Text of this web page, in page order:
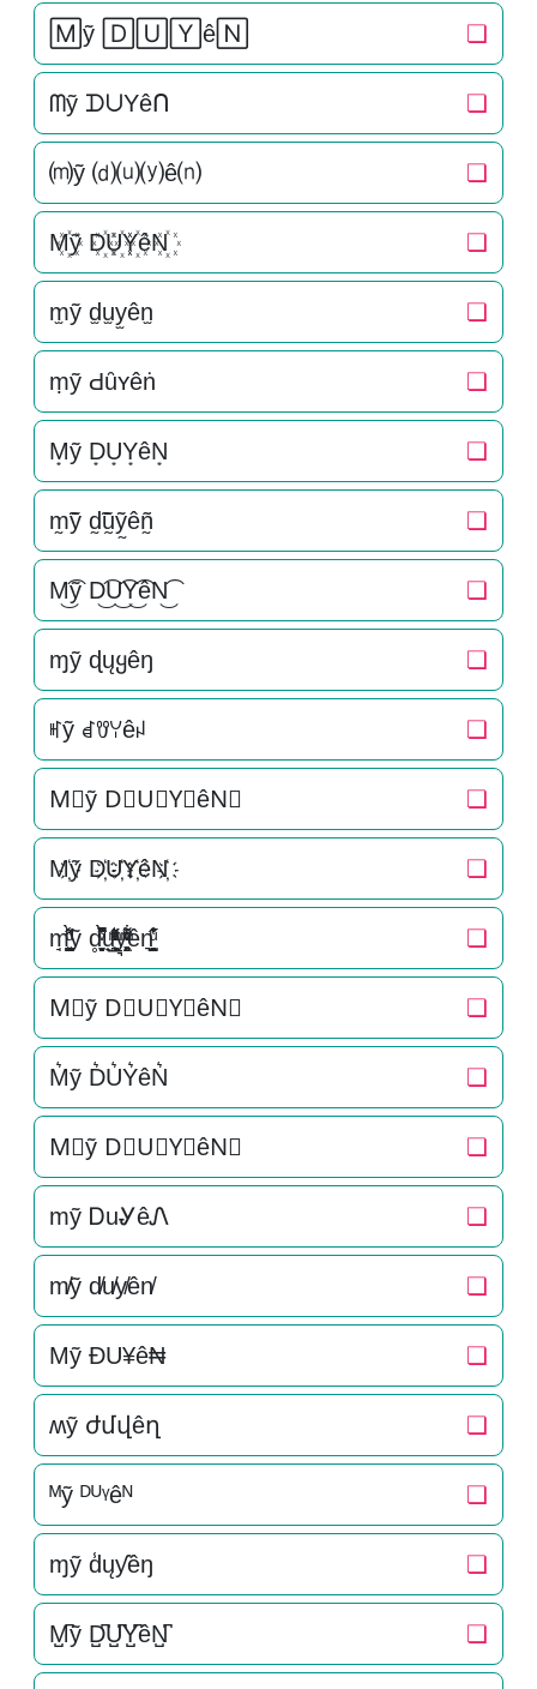
🄼ỹ 🄳🅄🅈ê🄽 ❏
ᗰỹ ᗪᑌYêᑎ ❏
⒨ỹ ⒟⒰⒴ê⒩ ❏
M꙰ỹ D꙰U꙰Y꙰êN꙰ ❏
m̫ỹ d̫u̫y̫ên̫ ❏
ṃỹ Ԁȗʏêṅ ❏
M͙ỹ D͙U͙Y͙êN͙ ❏
m̰̃ỹ d̰̃ṵ̃ỹ̰êñ̰ ❏
M͜͡ỹ D͜͡U͜͡Y͜͡êN͜͡ ❏
ɱỹ ɖųყêŋ ❏
ꎭỹ ꀸꀎꌩêꈤ ❏
M⃟ỹ D⃟U⃟Y⃟êN⃟ ❏
M҉ỹ D҉U҉Y҉êN҉ ❏
m̘͈̺̪͓ͩ͂̾ͪ̀̋ỹ d̥̝̮͙͈͂̐̇ͮ̏̔̀̚ͅu̟͎̲͕̼̳͉̲ͮͫͭ̋ͭ͛ͣ̈y͉̝͖̻̯ͮ̒̂ͮ͋ͫͨên͉̠̙͉̗̺̋̋̔ͧ̊ ❏
M⃗ỹ D⃗U⃗Y⃗êN⃗ ❏
M͛ỹ D͛U͛Y͛êN͛ ❏
M⃒ỹ D⃒U⃒Y⃒êN⃒ ❏
mỹ ᎠuᎽêᏁ ❏
m̸ỹ d̸u̸y̸ên̸ ❏
Mỹ ÐU¥ê₦ ❏
ʍỹ ժմվêղ ❏
ᴹỹ ᴰᵁᵞêᴺ ❏
ɱỹ d̾ųƴêŋ ❏
M̺͆ỹ D̺͆U̺͆Y̺͆êN̺͆ ❏